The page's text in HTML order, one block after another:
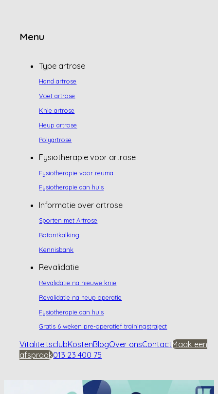
Menu
Type artrose
Hand artrose
Voet artrose
Knie artrose
Heup artrose
Polyartrose
Fysiotherapie voor artrose
Fysiotherapie voor reuma
Fysiotherapie aan huis
Informatie over artrose
Sporten met Artrose
Botontkalking
Kennisbank
Revalidatie
Revalidatie na nieuwe knie
Revalidatie na heup operatie
Fysiotherapie aan huis
Gratis 6 weken pre-operatief trainingstraject
VitaliteitsclubKostenBlogOver onsContactMaak een
afspraak013 23 400 75